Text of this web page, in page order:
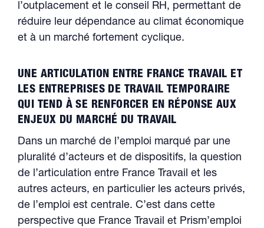
l’outplacement et le conseil RH, permettant de
réduire leur dépendance au climat économique
et à un marché fortement cyclique.
UNE ARTICULATION ENTRE FRANCE TRAVAIL ET
LES ENTREPRISES DE TRAVAIL TEMPORAIRE
QUI TEND À SE RENFORCER EN RÉPONSE AUX
ENJEUX DU MARCHÉ DU TRAVAIL
Dans un marché de l’emploi marqué par une
pluralité d’acteurs et de dispositifs, la question
de l’articulation entre France Travail et les
autres acteurs, en particulier les acteurs privés,
de l’emploi est centrale. C’est dans cette
perspective que France Travail et Prism’emploi